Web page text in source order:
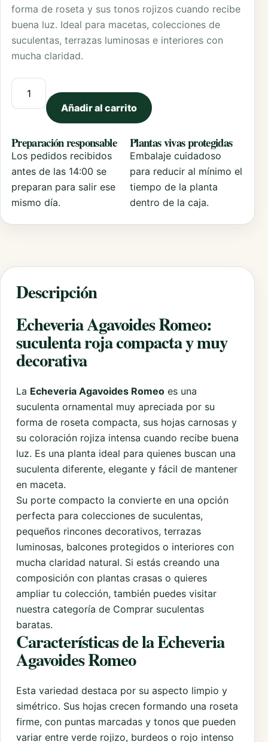
forma de roseta y sus tonos rojizos cuando recibe
buena luz. Ideal para macetas, colecciones de
suculentas, terrazas luminosas e interiores con
mucha claridad.
Echeveria Agavoides Romeo cantidad
Añadir al carrito
Preparación responsable
Los pedidos recibidos
antes de las 14:00 se
preparan para salir ese
mismo día.
Plantas vivas protegidas
Embalaje cuidadoso
para reducir al mínimo el
tiempo de la planta
dentro de la caja.
Descripción
Echeveria Agavoides Romeo:
suculenta roja compacta y muy
decorativa
La Echeveria Agavoides Romeo es una
suculenta ornamental muy apreciada por su
forma de roseta compacta, sus hojas carnosas y
su coloración rojiza intensa cuando recibe buena
luz. Es una planta ideal para quienes buscan una
suculenta diferente, elegante y fácil de mantener
en maceta.
Su porte compacto la convierte en una opción
perfecta para colecciones de suculentas,
pequeños rincones decorativos, terrazas
luminosas, balcones protegidos o interiores con
mucha claridad natural. Si estás creando una
composición con plantas crasas o quieres
ampliar tu colección, también puedes visitar
nuestra categoría de Comprar suculentas
baratas.
Características de la Echeveria
Agavoides Romeo
Esta variedad destaca por su aspecto limpio y
simétrico. Sus hojas crecen formando una roseta
firme, con puntas marcadas y tonos que pueden
variar entre verde rojizo, burdeos o rojo intenso